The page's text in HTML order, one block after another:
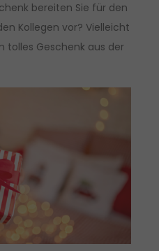
bereiten Sie für den
Kollegen vor? Vielleicht
tolles Geschenk aus der